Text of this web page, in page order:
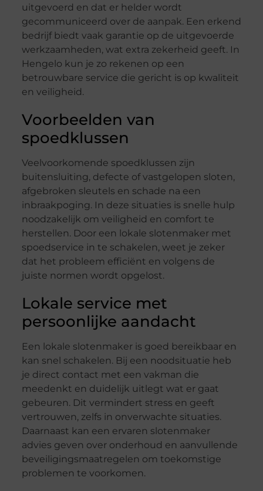
uitgevoerd en dat er helder wordt
gecommuniceerd over de aanpak. Een erkend
bedrijf biedt vaak garantie op de uitgevoerde
werkzaamheden, wat extra zekerheid geeft. In
Hengelo kun je zo rekenen op een
betrouwbare service die gericht is op kwaliteit
en veiligheid.
Voorbeelden van
spoedklussen
Veelvoorkomende spoedklussen zijn
buitensluiting, defecte of vastgelopen sloten,
afgebroken sleutels en schade na een
inbraakpoging. In deze situaties is snelle hulp
noodzakelijk om veiligheid en comfort te
herstellen. Door een lokale slotenmaker met
spoedservice in te schakelen, weet je zeker
dat het probleem efficiënt en volgens de
juiste normen wordt opgelost.
Lokale service met
persoonlijke aandacht
Een lokale slotenmaker is goed bereikbaar en
kan snel schakelen. Bij een noodsituatie heb
je direct contact met een vakman die
meedenkt en duidelijk uitlegt wat er gaat
gebeuren. Dit vermindert stress en geeft
vertrouwen, zelfs in onverwachte situaties.
Daarnaast kan een ervaren slotenmaker
advies geven over onderhoud en aanvullende
beveiligingsmaatregelen om toekomstige
problemen te voorkomen.